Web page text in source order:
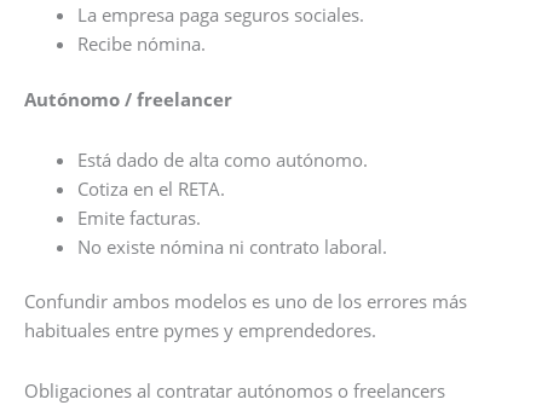
La empresa paga seguros sociales.
Recibe nómina.
Autónomo / freelancer
Está dado de alta como autónomo.
Cotiza en el RETA.
Emite facturas.
No existe nómina ni contrato laboral.
Confundir ambos modelos es uno de los errores más
habituales entre pymes y emprendedores.
Obligaciones al contratar autónomos o freelancers